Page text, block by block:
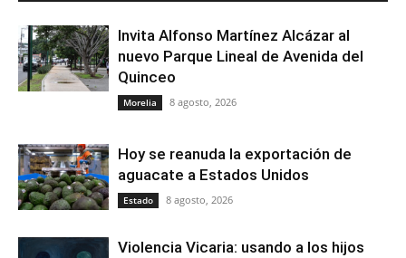
Invita Alfonso Martínez Alcázar al
nuevo Parque Lineal de Avenida del
Quinceo
Morelia 8 agosto, 2026
Hoy se reanuda la exportación de
aguacate a Estados Unidos
Estado 8 agosto, 2026
Violencia Vicaria: usando a los hijos